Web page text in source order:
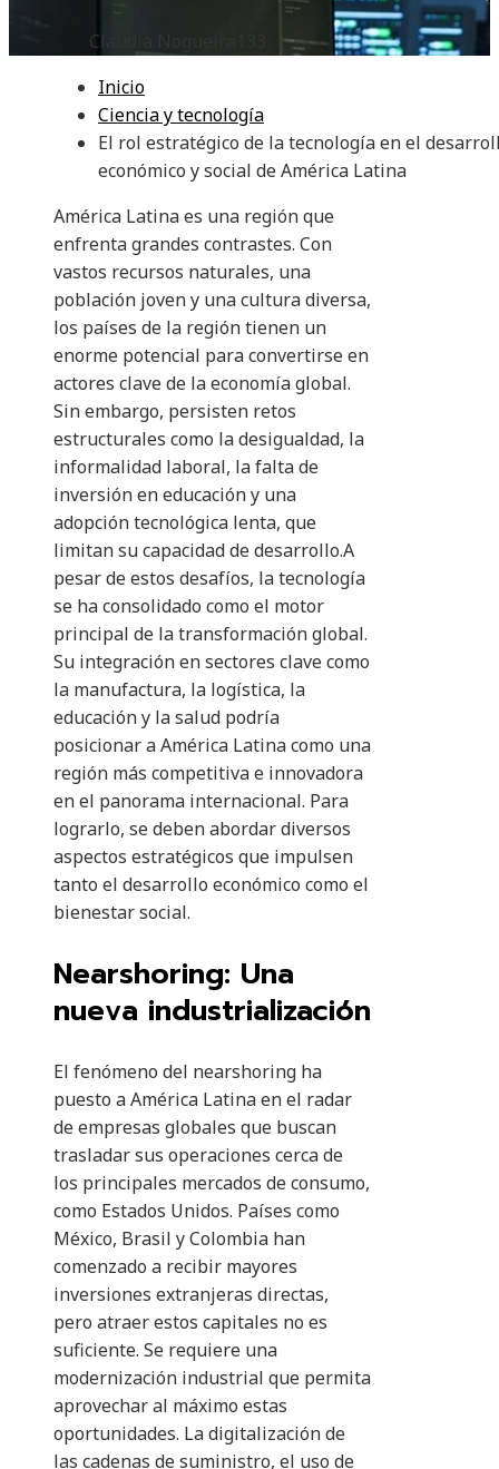
Claudia Nogueira
Inicio
Ciencia y tecnología
El rol estratégico de la tecnología en el
económico y social de América Latina
América Latina es una región que
enfrenta grandes contrastes. Con
vastos recursos naturales, una
población joven y una cultura diversa,
los países de la región tienen un
enorme potencial para convertirse en
actores clave de la economía global.
Sin embargo, persisten retos
estructurales como la desigualdad, la
informalidad laboral, la falta de
inversión en educación y una
adopción tecnológica lenta, que
limitan su capacidad de desarrollo.A
pesar de estos desafíos, la tecnología
se ha consolidado como el motor
principal de la transformación global.
Su integración en sectores clave como
la manufactura, la logística, la
educación y la salud podría
posicionar a América Latina como una
región más competitiva e innovadora
en el panorama internacional. Para
lograrlo, se deben abordar diversos
aspectos estratégicos que impulsen
tanto el desarrollo económico como el
bienestar social.
Nearshoring: Una
nueva industrialización
El fenómeno del nearshoring ha
puesto a América Latina en el radar
de empresas globales que buscan
trasladar sus operaciones cerca de
los principales mercados de consumo,
como Estados Unidos. Países como
México, Brasil y Colombia han
comenzado a recibir mayores
inversiones extranjeras directas,
pero atraer estos capitales no es
suficiente. Se requiere una
modernización industrial que permita
aprovechar al máximo estas
oportunidades. La digitalización de
las cadenas de suministro, el uso de